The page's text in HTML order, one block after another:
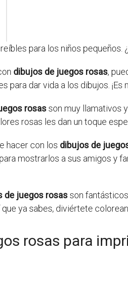
para los niños pequeños.
dibujos de juegos rosas,
para dar vida a los dibujos.
rosasson muy llamativos
rosas les dan un toque
hacer con los dibujos de
mostrarlos a sus amigos y
de juegos rosasson
que ya sabes, diviértete
rosas para